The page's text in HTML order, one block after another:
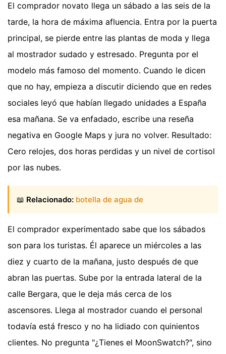
El comprador novato llega un sábado a las seis de la
tarde, la hora de máxima afluencia. Entra por la puerta
principal, se pierde entre las plantas de moda y llega
al mostrador sudado y estresado. Pregunta por el
modelo más famoso del momento. Cuando le dicen
que no hay, empieza a discutir diciendo que en redes
sociales leyó que habían llegado unidades a España
esa mañana. Se va enfadado, escribe una reseña
negativa en Google Maps y jura no volver. Resultado:
Cero relojes, dos horas perdidas y un nivel de cortisol
por las nubes.
📖 Relacionado: botella de agua de
El comprador experimentado sabe que los sábados
son para los turistas. Él aparece un miércoles a las
diez y cuarto de la mañana, justo después de que
abran las puertas. Sube por la entrada lateral de la
calle Bergara, que le deja más cerca de los
ascensores. Llega al mostrador cuando el personal
todavía está fresco y no ha lidiado con quinientos
clientes. No pregunta "¿Tienes el MoonSwatch?", sino